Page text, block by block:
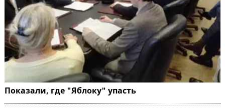
Показали, где "Яблоку" упасть